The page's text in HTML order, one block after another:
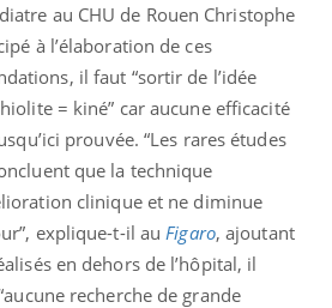
au CHU de Rouen Christophe
à l’élaboration de ces
il faut “sortir de l’idée
= kiné” car aucune efficacité
prouvée. “Les rares études
que la technique
clinique et ne diminue
explique-t-il au Figaro, ajoutant
en dehors de l’hôpital, il
recherche de grande